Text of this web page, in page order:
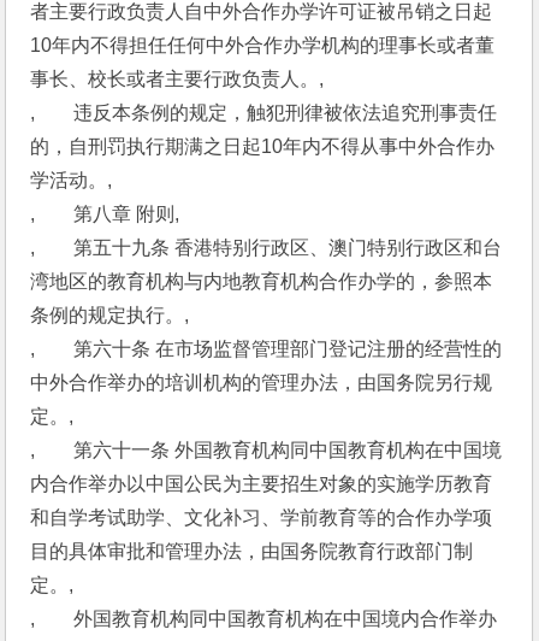
者主要行政负责人自中外合作办学许可证被吊销之日起
10年内不得担任任何中外合作办学机构的理事长或者董
事长、校长或者主要行政负责人。,
,　　违反本条例的规定，触犯刑律被依法追究刑事责任
的，自刑罚执行期满之日起10年内不得从事中外合作办
学活动。,
,　　第八章 附则,
,　　第五十九条 香港特别行政区、澳门特别行政区和台
湾地区的教育机构与内地教育机构合作办学的，参照本
条例的规定执行。,
,　　第六十条 在市场监督管理部门登记注册的经营性的
中外合作举办的培训机构的管理办法，由国务院另行规
定。,
,　　第六十一条 外国教育机构同中国教育机构在中国境
内合作举办以中国公民为主要招生对象的实施学历教育
和自学考试助学、文化补习、学前教育等的合作办学项
目的具体审批和管理办法，由国务院教育行政部门制
定。,
,　　外国教育机构同中国教育机构在中国境内合作举办